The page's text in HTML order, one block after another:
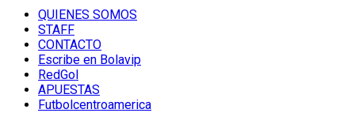
QUIENES SOMOS
STAFF
CONTACTO
Escribe en Bolavip
RedGol
APUESTAS
Futbolcentroamerica